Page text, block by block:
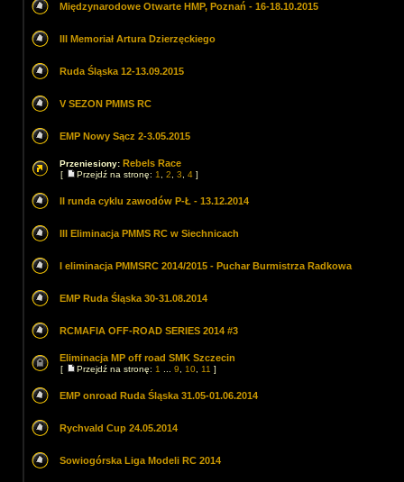
Międzynarodowe Otwarte HMP, Poznań - 16-18.10.2015
III Memoriał Artura Dzierzęckiego
Ruda Śląska 12-13.09.2015
V SEZON PMMS RC
EMP Nowy Sącz 2-3.05.2015
Przeniesiony: Rebels Race
[ Przejdź na stronę: 1 2 3 4 ]
II runda cyklu zawodów P-Ł - 13.12.2014
III Eliminacja PMMS RC w Siechnicach
I eliminacja PMMSRC 2014/2015 - Puchar Burmistrza Radkowa
EMP Ruda Śląska 30-31.08.2014
RCMAFIA OFF-ROAD SERIES 2014 #3
Eliminacja MP off road SMK Szczecin
[ Przejdź na stronę: 1 9 10 11 ]
EMP onroad Ruda Śląska 31.05-01.06.2014
Rychvald Cup 24.05.2014
Sowiogórska Liga Modeli RC 2014